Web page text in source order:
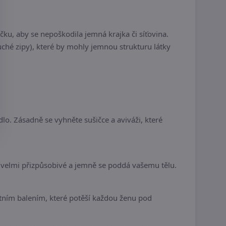
aby se nepoškodila jemná krajka či síťovina.
zipy), které by mohly jemnou strukturu látky
Zásadně se vyhněte sušičce a aviváži, které
přizpůsobivé a jemně se poddá vašemu tělu.
balením, které potěší každou ženu pod